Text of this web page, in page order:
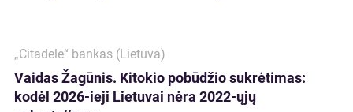
„Citadele“ bankas (Lietuva)
Vaidas Žagūnis. Kitokio pobūdžio sukrėtimas:
kodėl 2026-ieji Lietuvai nėra 2022-ųjų